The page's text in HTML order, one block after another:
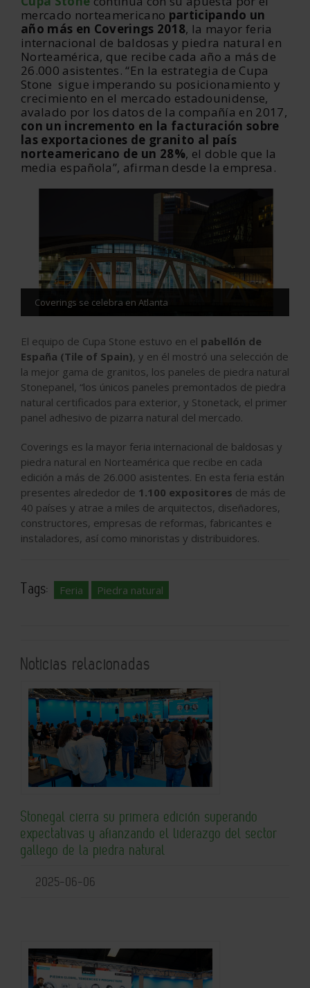
mercado norteamericano participando un
año más en Coverings 2018, la mayor feria
internacional de baldosas y piedra natural en
Norteamérica, que recibe cada año a más de
26.000 asistentes. “En la estrategia de Cupa
Stone sigue imperando su posicionamiento y
crecimiento en el mercado estadounidense,
avalado por los datos de la compañía en 2017,
con un incremento en la facturación sobre
las exportaciones de granito al país
norteamericano de un 28%, el doble que la
media española”, afirman desde la empresa.
Coverings se celebra en Atlanta
El equipo de Cupa Stone estuvo en el pabellón de
España (Tile of Spain), y en él mostró una selección de
la mejor gama de granitos, los paneles de piedra natural
Stonepanel, “los únicos paneles premontados de piedra
natural certificados para exterior, y Stonetack, el primer
panel adhesivo de pizarra natural del mercado.
Coverings es la mayor feria internacional de baldosas y
piedra natural en Norteamérica que recibe en cada
edición a más de 26.000 asistentes. En esta feria están
presentes alrededor de 1.100 expositores de más de
40 países y atrae a miles de arquitectos, diseñadores,
constructores, empresas de reformas, fabricantes e
instaladores, así como minoristas y distribuidores.
Tags: Feria Piedra natural
Noticias relacionadas
Stonegal cierra su primera edición superando
expectativas y afianzando el liderazgo del sector
gallego de la piedra natural
2025-06-06